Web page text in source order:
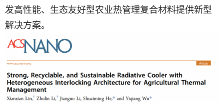
发高性能、生态友好型农业热管理复合材料提供新型
解决方案。